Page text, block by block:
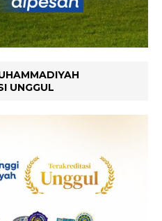
UNGGUL